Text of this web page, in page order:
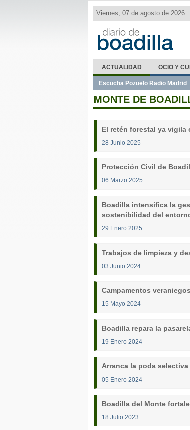
Viernes, 07 de agosto de 2026
ACTUALIDAD OCIO Y
Escucha Pozuelo Radio Madrid
MONTE DE
El retén forestal ya vigila
28 Junio 2025
Protección Civil de
06 Marzo 2025
Boadilla intensifica la
sostenibilidad del
29 Enero 2025
Trabajos de limpieza y
03 Junio 2024
Campamentos
15 Mayo 2024
Boadilla repara la
19 Enero 2024
Arranca la poda
05 Enero 2024
Boadilla del Monte
18 Julio 2023